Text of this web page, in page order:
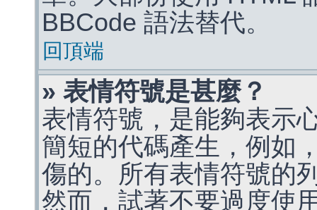
BBCode 語法替代。
回頂端
» 表情符號是甚麼？
表情符號，是能夠表示
簡短的代碼產生，例如
傷的。所有表情符號的
然而，試著不要過度使